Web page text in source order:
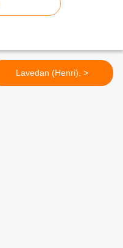
Lavedan (Henri). >